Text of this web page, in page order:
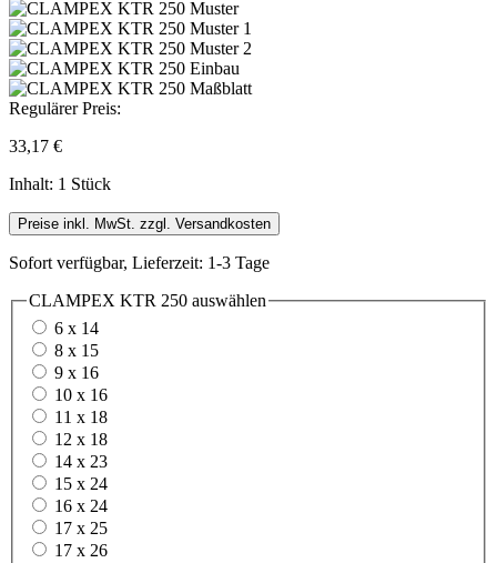
Regulärer Preis:
33,17 €
Inhalt: 1 Stück
Preise inkl. MwSt. zzgl. Versandkosten
Sofort verfügbar, Lieferzeit: 1-3 Tage
CLAMPEX KTR 250 auswählen
6 x 14
8 x 15
9 x 16
10 x 16
11 x 18
12 x 18
14 x 23
15 x 24
16 x 24
17 x 25
17 x 26